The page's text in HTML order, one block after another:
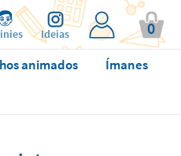
Ideias 0
animados
Ímanes